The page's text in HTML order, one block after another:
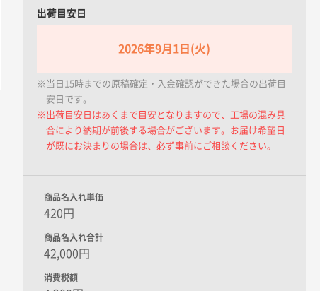
出荷目安日
2026年9月1日(火)
※当日15時までの原稿確定・入金確認ができた場合の出荷目
安日です。
※出荷目安日はあくまで目安となりますので、工場の混み具
合により納期が前後する場合がございます。お届け希望日
が既にお決まりの場合は、必ず事前にご相談ください。
商品名入れ単価
420円
商品名入れ合計
42,000円
消費税額